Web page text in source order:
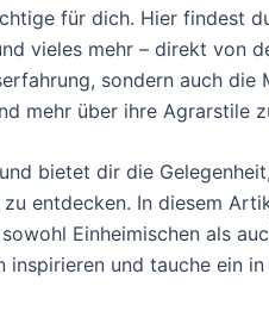
für dich. Hier findest
vieles mehr – direkt von
sondern auch
mehr über ihre Agrarstile
bietet dir die
entdecken. In diesem
Einheimischen als
und tauche ein